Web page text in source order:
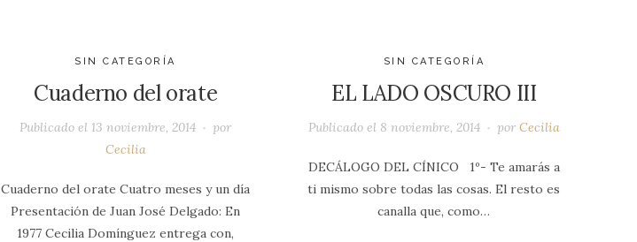
SIN CATEGORÍA
Cuaderno del orate
Publicado el 13 noviembre, 2014
por
Cecilia
Cuaderno del orate Cuatro meses y un día
Presentación de Juan José Delgado: En
1977 Cecilia Domínguez entrega con,
SIN CATEGORÍA
EL LADO OSCURO III
Publicado el 8 noviembre, 2014 por Cecilia
DECÁLOGO DEL CÍNICO 1º- Te amarás a
ti mismo sobre todas las cosas. El resto es
canalla que, como…